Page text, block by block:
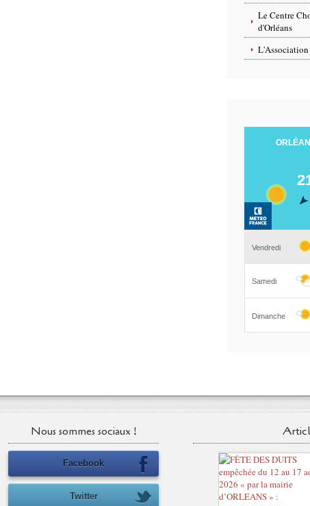
Le Centre
d'Orléans
Nous sommes sociaux !
Facebook
Twitter